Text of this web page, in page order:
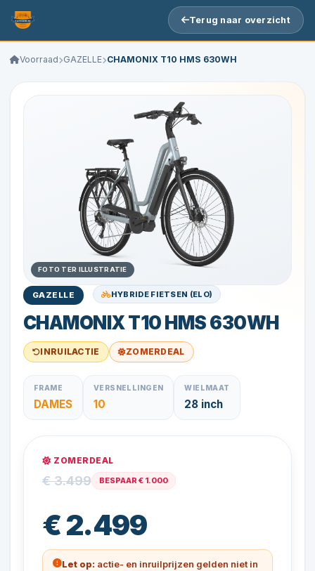
Terug naar overzicht
Voorraad GAZELLE CHAMONIX T10 HMS 630WH
FOTO TER ILLUSTRATIE
GAZELLE HYBRIDE FIETSEN (ELO)
CHAMONIX T10 HMS 630WH
INRUILACTIE ZOMERDEAL
FRAME
DAMES
VERSNELLINGEN
10
WIELMAAT
28 inch
ZOMERDEAL
€ 3.499 BESPAAR € 1.000
€ 2.499
Let op: actie- en inruilprijzen gelden niet in